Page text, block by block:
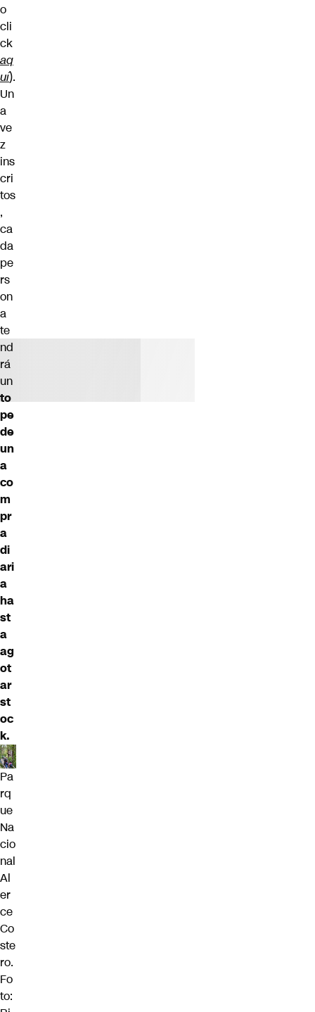
o
cli
ck
aq
uí).
Un
a
ve
z
ins
cri
tos
,
ca
da
pe
rs
on
a
te
nd
rá
un
to
pe
de
un
a
co
m
pr
a
di
ari
a
ha
st
a
ag
ot
ar
st
oc
k.
Pa
rq
ue
Na
cio
nal
Al
er
ce
Co
ste
ro.
Fo
to: